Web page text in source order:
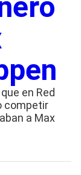
en Red
competir
a Max